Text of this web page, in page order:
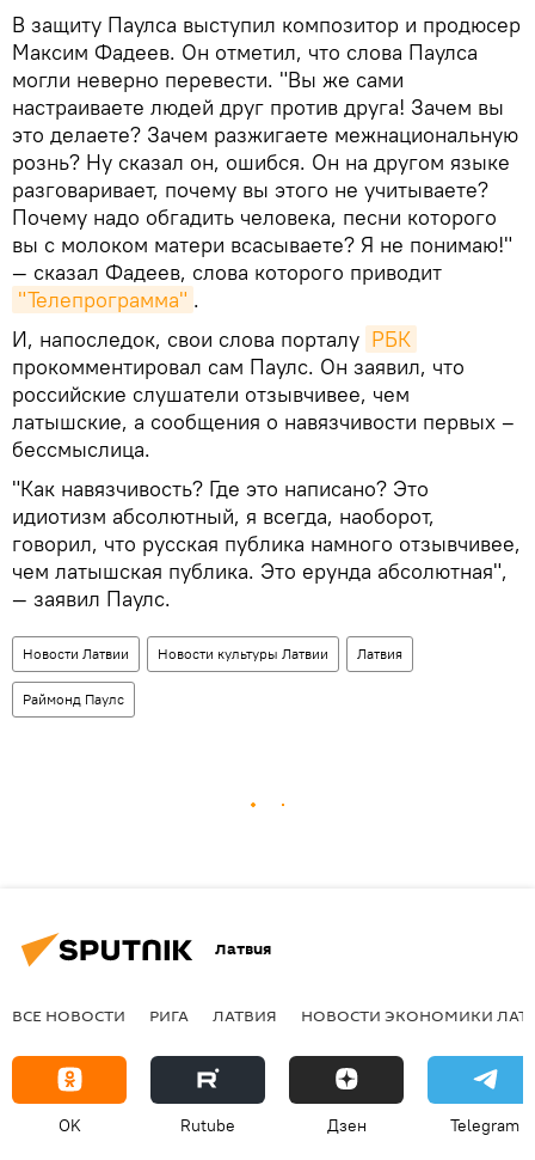
В защиту Паулса выступил композитор и продюсер
Максим Фадеев. Он отметил, что слова Паулса
могли неверно перевести. "Вы же сами
настраиваете людей друг против друга! Зачем вы
это делаете? Зачем разжигаете межнациональную
рознь? Ну сказал он, ошибся. Он на другом языке
разговаривает, почему вы этого не учитываете?
Почему надо обгадить человека, песни которого
вы с молоком матери всасываете? Я не понимаю!"
— сказал Фадеев, слова которого приводит
"Телепрограмма" .
И, напоследок, свои слова порталу РБК
прокомментировал сам Паулс. Он заявил, что
российские слушатели отзывчивее, чем
латышские, а сообщения о навязчивости первых –
бессмыслица.
"Как навязчивость? Где это написано? Это
идиотизм абсолютный, я всегда, наоборот,
говорил, что русская публика намного отзывчивее,
чем латышская публика. Это ерунда абсолютная",
— заявил Паулс.
Новости Латвии Новости культуры Латвии Латвия
Раймонд Паулс
Латвия
ВСЕ НОВОСТИ РИГА ЛАТВИЯ НОВОСТИ ЭКОНОМИКИ
OK Rutube Дзен Telegram